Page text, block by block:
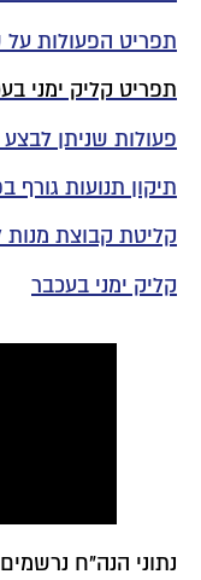
תפריט הפעולות על
תפריט קליק ימני
פעולות שניתן
תיקון תנועות גורף
קליטת קבוצת מנות
קליק ימני בעכבר
נתוני הנה"ח